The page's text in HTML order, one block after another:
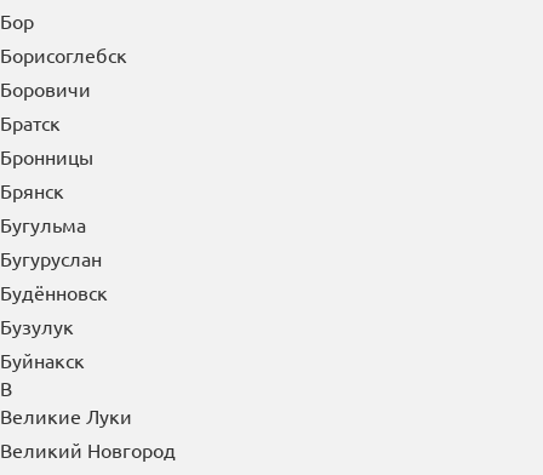
Бор
Борисоглебск
Боровичи
Братск
Бронницы
Брянск
Бугульма
Бугуруслан
Будённовск
Бузулук
Буйнакск
В
Великие Луки
Великий Новгород